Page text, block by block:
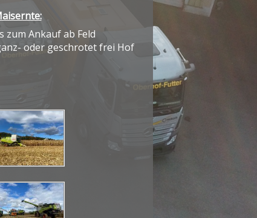
zum Ankauf ab Feld
oder geschrotet frei Hof